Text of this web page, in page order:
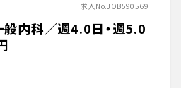
求人No.JOB590569
般内科／週4.0日・週5.0